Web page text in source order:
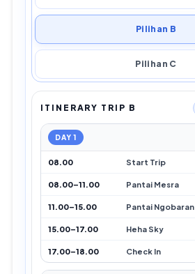
Pilihan B
Pilihan C
ITINERARY TRIP B
DAY 1
08.00 Start Trip
08.00–11.00 Pantai Mesra
11.00–15.00 Pantai Ngobaran
15.00–17.00 Heha Sky
17.00–18.00 Check In